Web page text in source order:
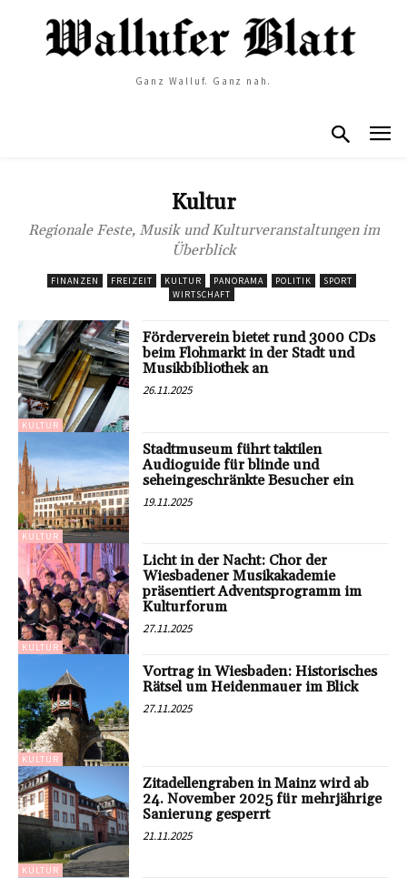
Ganz Walluf. Ganz nah.
Kultur
Regionale Feste, Musik und Kulturveranstaltungen im
Überblick
FINANZEN FREIZEIT KULTUR PANORAMA POLITIK
SPORT
WIRTSCHAFT
KULTUR
Förderverein bietet rund 3000 CDs
beim Flohmarkt in der Stadt und
Musikbibliothek an
26.11.2025
KULTUR
Stadtmuseum führt taktilen
Audioguide für blinde und
seheingeschränkte Besucher ein
19.11.2025
KULTUR
Licht in der Nacht: Chor der
Wiesbadener Musikakademie
präsentiert Adventsprogramm im
Kulturforum
27.11.2025
KULTUR
Vortrag in Wiesbaden: Historisches
Rätsel um Heidenmauer im Blick
27.11.2025
KULTUR
Zitadellengraben in Mainz wird ab
24. November 2025 für mehrjährige
Sanierung gesperrt
21.11.2025